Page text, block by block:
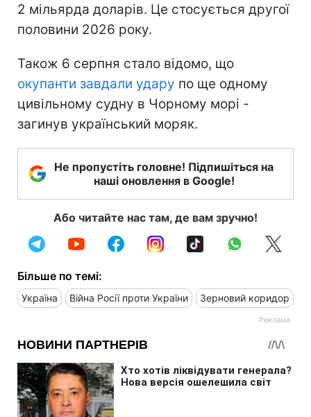
2 мільярда доларів. Це стосується другої
половини 2026 року.
Також 6 серпня стало відомо, що
окупанти завдали удару по ще одному
цивільному судну в Чорному морі -
загинув український моряк.
Не пропустіть головне! Підпишіться на
наші оновлення в Google!
Або читайте нас там, де вам зручно!
Більше по темі:
Україна Війна Росії проти України Зерновий коридор